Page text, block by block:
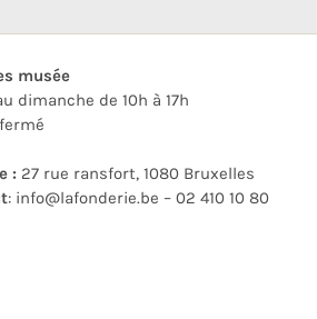
musée
dimanche de 10h à 17h
: 27 rue ransfort, 1080 Bruxelles
: info@lafonderie.be – 02 410 10 80